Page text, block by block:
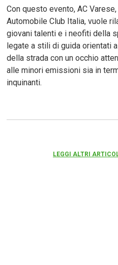
Con questo evento, AC
Automobile Club Italia, vuole
giovani talenti e i neofiti della
legate a stili di guida orientati
della strada con un occhio
alle minori emissioni sia in
inquinanti.
LEGGI ALTRI